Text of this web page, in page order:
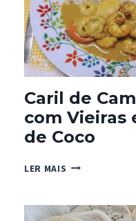
Caril de
com Vieiras
de Coco
LER MAIS CARIL
COM